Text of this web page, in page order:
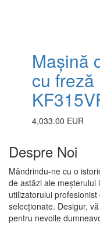
Mașină
cu freză
4,033.00 EUR
Despre Noi
Mândrindu-ne cu o
de astăzi ale meșterului
utilizatorului
selecționate. Desigur,
pentru nevoile